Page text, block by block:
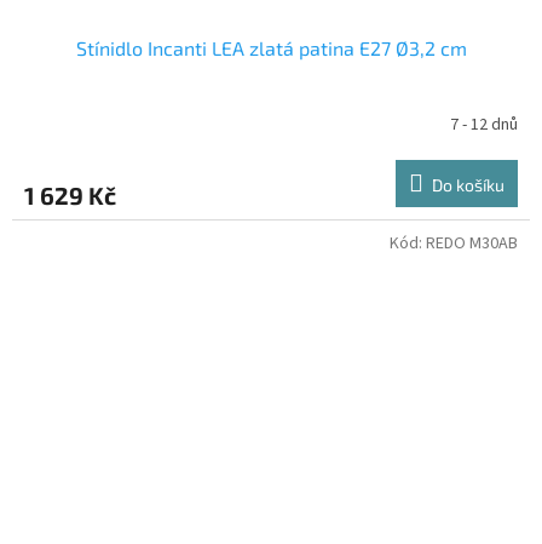
Stínidlo Incanti LEA zlatá patina E27 Ø3,2 cm
7 - 12 dnů
1 629 Kč Do košíku
Kód: REDO M30AB